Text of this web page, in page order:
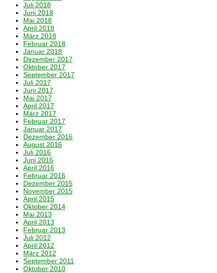
Juli 2018
Juni 2018
Mai 2018
April 2018
März 2018
Februar 2018
Januar 2018
Dezember 2017
Oktober 2017
September 2017
Juli 2017
Juni 2017
Mai 2017
April 2017
März 2017
Februar 2017
Januar 2017
Dezember 2016
August 2016
Juli 2016
Juni 2016
April 2016
Februar 2016
Dezember 2015
November 2015
April 2015
Oktober 2014
Mai 2013
April 2013
Februar 2013
Juli 2012
April 2012
März 2012
September 2011
Oktober 2010